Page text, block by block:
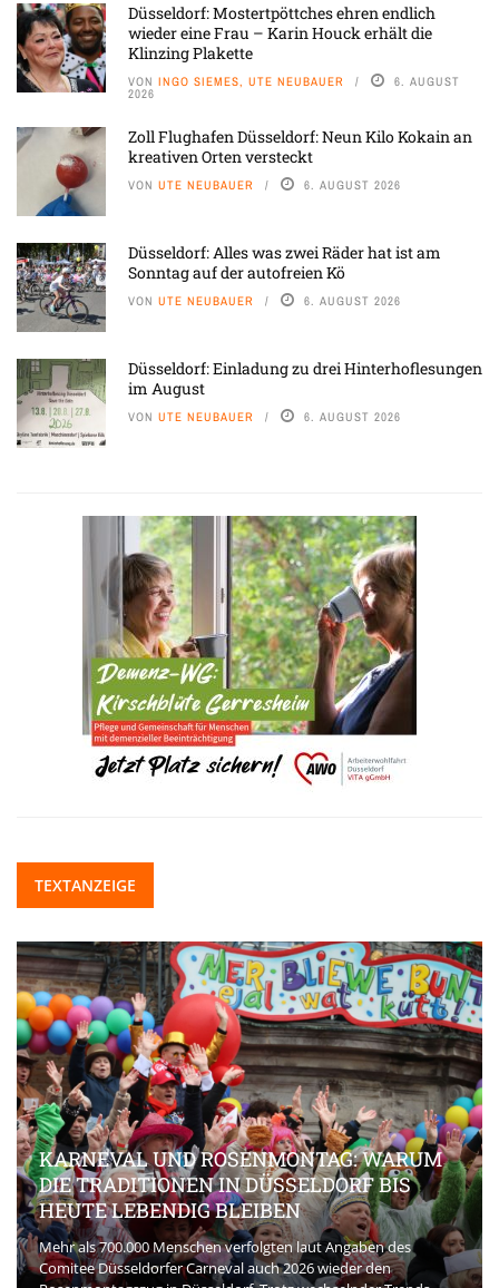
Düsseldorf: Mostertpöttches ehren endlich
wieder eine Frau – Karin Houck erhält die
Klinzing Plakette
VON INGO SIEMES, UTE NEUBAUER 6. AUGUST
2026
Zoll Flughafen Düsseldorf: Neun Kilo Kokain an
kreativen Orten versteckt
VON UTE NEUBAUER 6. AUGUST 2026
Düsseldorf: Alles was zwei Räder hat ist am
Sonntag auf der autofreien Kö
VON UTE NEUBAUER 6. AUGUST 2026
Düsseldorf: Einladung zu drei Hinterhoflesungen
im August
VON UTE NEUBAUER 6. AUGUST 2026
TEXTANZEIGE
WARUM
BIS
laut Angaben des
wieder den
BEAUTY-INNOVATIONEN,
AKTUELL PRÄGEN
Die Beauty-Branche entwickelt sich